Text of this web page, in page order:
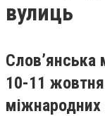
вулиць
10-11 жовтня
міжнародних